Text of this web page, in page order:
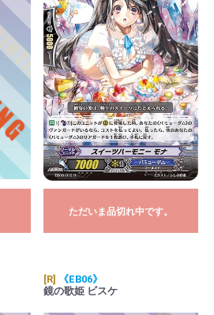
ただいま品切れ中です。
[R]
《EB06》
鏡の歌姫 ビスケ